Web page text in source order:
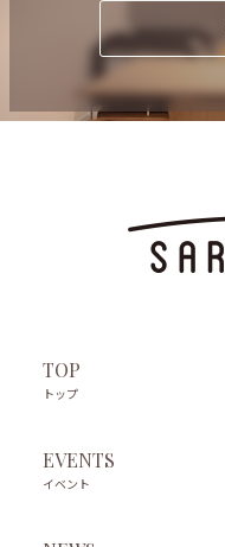
TOP
トップ
EVENTS
イベント